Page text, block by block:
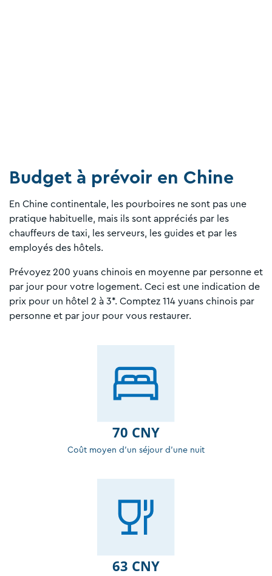
Budget à prévoir en Chine
En Chine continentale, les pourboires ne sont pas une
pratique habituelle, mais ils sont appréciés par les
chauffeurs de taxi, les serveurs, les guides et par les
employés des hôtels.
Prévoyez 200 yuans chinois en moyenne par personne et
par jour pour votre logement. Ceci est une indication de
prix pour un hôtel 2 à 3*. Comptez 114 yuans chinois par
personne et par jour pour vous restaurer.
70 CNY
Coût moyen d'un séjour d'une nuit
63 CNY